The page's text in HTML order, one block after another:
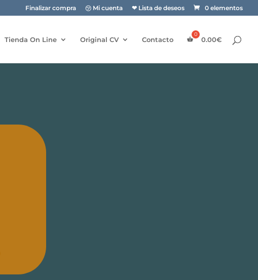
Finalizar compra ㋡ Mi cuenta ❤ Lista de deseos 0 elementos
Tienda On Line Original CV Contacto 0.00€